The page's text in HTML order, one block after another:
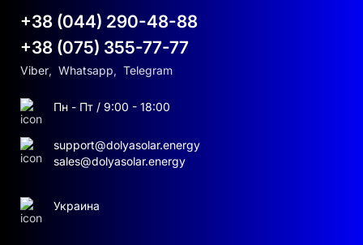
трекерами максимальной мощности для
оптимального сбора энергии от
солнечных панелей.
Обеспечивает номинальную активную
выходную мощность переменного тока
потребности в электроэнергии.
+38 (044) 290-48-88
+38 (075) 355-77-77
Viber, Whatsapp, Telegram
Пн - Пт / 9:00 - 18:00
support@dolyasolar.energy
sales@dolyasolar.energy
Украина